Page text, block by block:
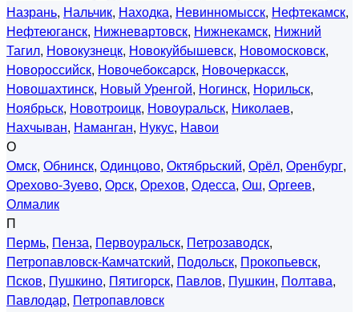
Назрань, Нальчик, Находка, Невинномысск, Нефтекамск,
Нефтеюганск, Нижневартовск, Нижнекамск, Нижний
Тагил, Новокузнецк, Новокуйбышевск, Новомосковск,
Новороссийск, Новочебоксарск, Новочеркасск,
Новошахтинск, Новый Уренгой, Ногинск, Норильск,
Ноябрьск, Новотроицк, Новоуральск, Николаев,
Нахчыван, Наманган, Нукус, Навои
О
Омск, Обнинск, Одинцово, Октябрьский, Орёл, Оренбург,
Орехово-Зуево, Орск, Орехов, Одесса, Ош, Оргеев,
Олмалик
П
Пермь, Пенза, Первоуральск, Петрозаводск,
Петропавловск-Камчатский, Подольск, Прокопьевск,
Псков, Пушкино, Пятигорск, Павлов, Пушкин, Полтава,
Павлодар, Петропавловск